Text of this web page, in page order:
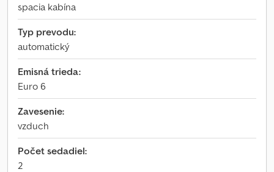
spacia kabína
Typ prevodu:
automatický
Emisná trieda:
Euro 6
Zavesenie:
vzduch
Počet sedadiel:
2